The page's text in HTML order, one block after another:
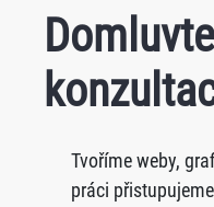
Tvoříme weby,
práci